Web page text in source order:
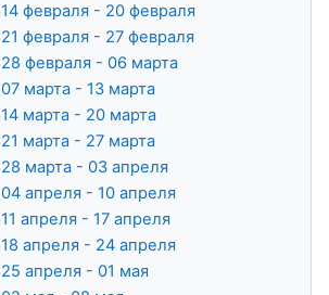
14 февраля - 20 февраля
21 февраля - 27 февраля
28 февраля - 06 марта
07 марта - 13 марта
14 марта - 20 марта
21 марта - 27 марта
28 марта - 03 апреля
04 апреля - 10 апреля
11 апреля - 17 апреля
18 апреля - 24 апреля
25 апреля - 01 мая